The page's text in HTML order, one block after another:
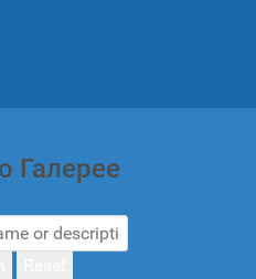
Галерее